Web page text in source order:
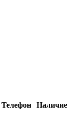
Телефон
Наличие